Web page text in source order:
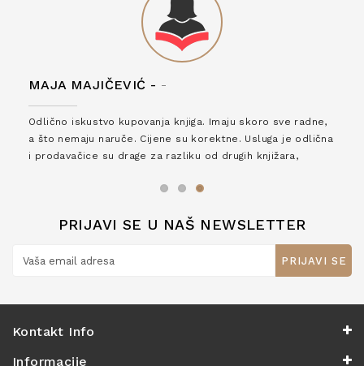
MAJA MAJIČEVIĆ - -
Odlično iskustvo kupovanja knjiga. Imaju skoro sve radne,
a što nemaju naruče. Cijene su korektne. Usluga je odlična
i prodavačice su drage za razliku od drugih knjižara,
PRIJAVI SE U NAŠ NEWSLETTER
PRIJAVI SE
Kontakt Info
Informacije